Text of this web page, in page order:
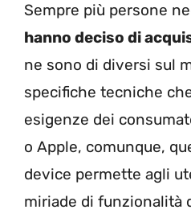
Sempre più persone
hanno deciso di
ne sono di diversi sul
specifiche tecniche
esigenze dei
o Apple, comunque,
device permette agli
miriade di funzionalità